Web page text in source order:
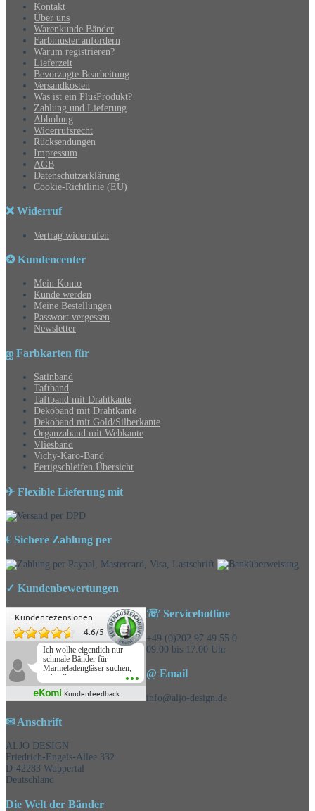
Kontakt
Über uns
Warenkunde Bänder
Farbmuster anfordern
Warum registrieren?
Lieferzeit
Bevorzugte Bearbeitung
Versandkosten
Was ist ein PlusProdukt?
Zahlung und Lieferung
Abholung
Widerrufsrecht
Rücksendungen
Impressum
AGB
Datenschutzerklärung
Cookie-Richtlinie (EU)
❌ Widerruf
Vertrag widerrufen
✪ Kundencenter
Mein Konto
Kunde werden
Meine Bestellungen
Passwort vergessen
Newsletter
ஐ Farbkarten für
Satinband
Taftband
Taftband mit Drahtkante
Dekoband mit Drahtkante
Dekoband mit Gold/Silberkante
Organzaband mit Webkante
Vliesband
Vichy-Karo-Band
Fertigschleifen Übersicht
✈ Flexible Lieferung mit
€ Sichere Zahlung per
✓ Kundenbewertungen
Kundenrezensionen
4.6/5
Ich wollte eigentlich nur
schmale Bänder für
Marmeladengläser suchen,
habe die
Überraschungsbänder
mitbestellt und war positiv
eKomi Kundenfeedback
☏ Servicehotline
+49 (0)202 97 49 55 0
09.00 bis 17.00 Uhr
@ Email
info@aljo-design.de
✉ Anschrift
ALJO DESIGN
Friedrich-Engels-Allee 332
D-42283 Wuppertal
Deutschland
Die Welt der Bänder